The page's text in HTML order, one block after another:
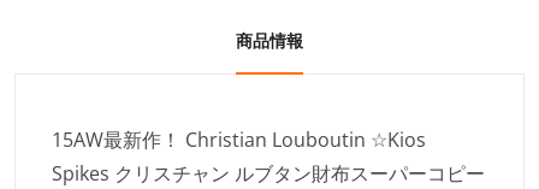
商品情報
15AW最新作！ Christian Louboutin ☆Kios
Spikes クリスチャン ルブタン財布スーパーコピー